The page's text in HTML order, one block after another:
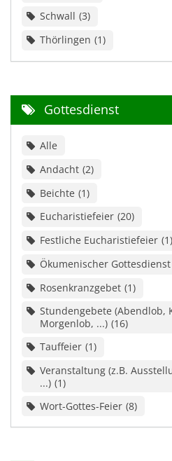
Schwall 3
Thörlingen 1
Gottesdienst
Alle
Andacht 2
Beichte 1
Eucharistiefeier 20
Festliche Eucharistiefeier 1
Ökumenischer Gottesdienst
Rosenkranzgebet 1
Stundengebete (Abendlob,
Morgenlob, ...) 16
Tauffeier 1
Veranstaltung (z.B.
...) 1
Wort-Gottes-Feier 8